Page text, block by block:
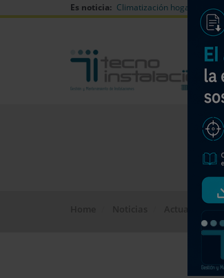
Es noticia: Climatización hogares verano